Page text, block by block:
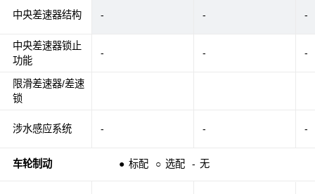
中央差速器结构
中央差速器锁止
功能
限滑差速器/差速
锁
涉水感应系统
车轮制动 ● 标配 ○ 选配 - 无
- - -
- - -
- - -